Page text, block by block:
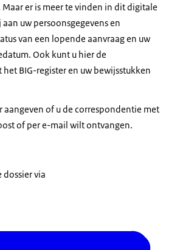
er is meer te vinden in dit digitale
uw persoonsgegevens en
van een lopende aanvraag en uw
Ook kunt u hier de
BIG-register en uw bewijsstukken
aangeven of u de correspondentie met
of per e-mail wilt ontvangen.
via